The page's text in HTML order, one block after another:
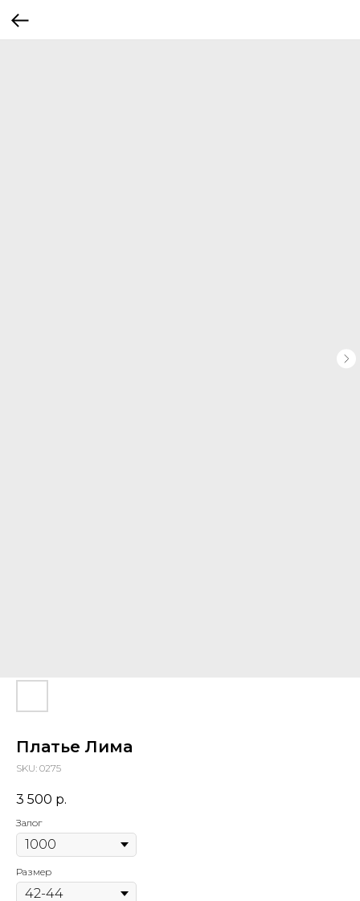
Платье Лима
SKU: 0275
3 500 р.
Залог
Размер